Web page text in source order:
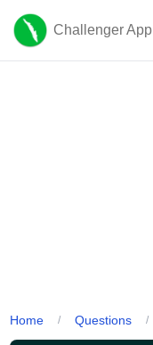
Challenger App
Home / Questions /